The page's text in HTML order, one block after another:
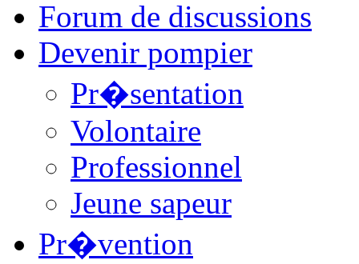
Forum de discussions
Devenir pompier
Pr�sentation
Volontaire
Professionnel
Jeune sapeur
Pr�vention